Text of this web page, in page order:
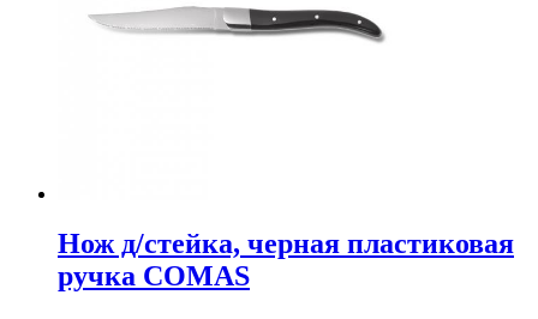
Нож д/стейка, черная пластиковая
ручка COMAS